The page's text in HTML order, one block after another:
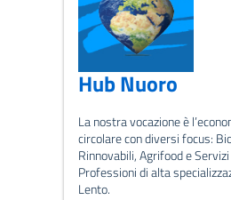
Hub Nuoro
La nostra vocazione è
circolare con diversi focus:
Rinnovabili, Agrifood e
Professioni di alta
Lento.